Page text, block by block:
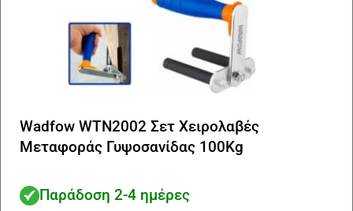
Wadfow WTN2002 Σετ Χειρολαβές
Μεταφοράς Γυψοσανίδας 100Kg
Παράδοση 2-4 ημέρες